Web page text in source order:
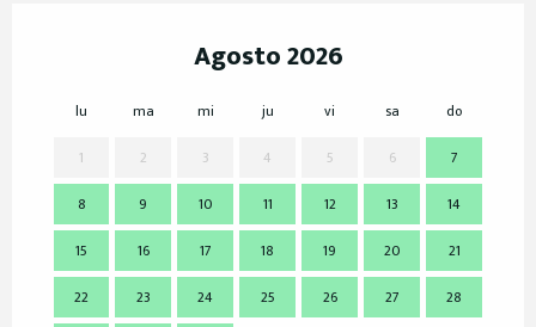
Agosto 2026
lu ma mi ju vi sa
do
1
2 3 4 5 6
7
8
9 10 11 12 13
14
15
16 17 18 19 20
21
22
23 24 25 26 27
28